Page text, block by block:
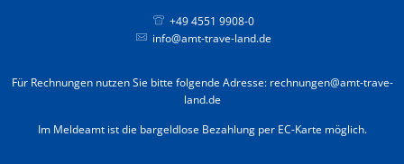
+49 4551 9908-0
info@amt-trave-land.de
Für Rechnungen nutzen Sie bitte folgende Adresse: rechnungen@amt-trave-
land.de
Im Meldeamt ist die bargeldlose Bezahlung per EC-Karte möglich.